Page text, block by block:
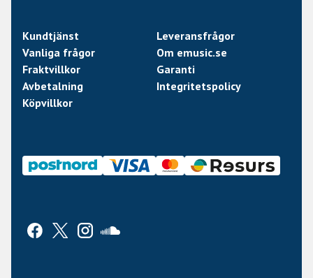
Kundtjänst
Leveransfrågor
Vanliga frågor
Om emusic.se
Fraktvillkor
Garanti
Avbetalning
Integritetspolicy
Köpvillkor